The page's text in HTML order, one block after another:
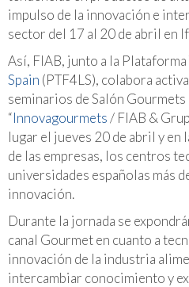
impulso de la innovación e
sector del 17 al 20 de abril en
Así, FIAB, junto a la
Spain (PTF4LS), colabora
seminarios de Salón Gourmets
“Innovagourmets/ FIAB &
lugar el jueves 20 de abril y en
de las empresas, los centros
universidades españolas más
innovación.
Durante la jornada se
canal Gourmet en cuanto a
innovación de la industria
intercambiar conocimiento y